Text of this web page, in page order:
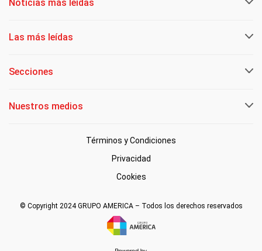
Noticias más leídas
Las más leídas
Secciones
Nuestros medios
Términos y Condiciones
Privacidad
Cookies
© Copyright 2024 GRUPO AMERICA – Todos los derechos reservados